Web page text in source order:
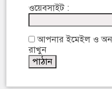
ওয়েবসাইট :
আপনার ইমেইল ও
রাখুন